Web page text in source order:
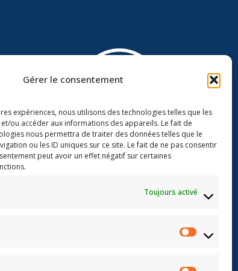
Gérer le consentement
expériences, nous utilisons des technologies telles que les
ou accéder aux informations des appareils. Le fait de
nous permettra de traiter des données telles que le
ou les ID uniques sur ce site. Le fait de ne pas consentir
peut avoir un effet négatif sur certaines
Toujours activé
Groupe Mansuy Assurances
55104 VERDUN CEDEX